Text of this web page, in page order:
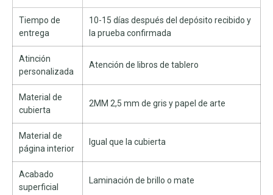
Tiempo de
entrega
10-15 días después del depósito recibido y
la prueba confirmada
Atinción
personalizada
Atención de libros de tablero
Material de
cubierta
2MM 2,5 mm de gris y papel de arte
Material de
página interior
Igual que la cubierta
Acabado
superficial
Laminación de brillo o mate